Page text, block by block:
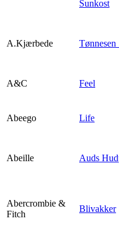
Sunkost
A.Kjærbede Tønnesen
A&C Feel
Abeego Life
Abeille Auds
Abercrombie &
Fitch
Blivakker